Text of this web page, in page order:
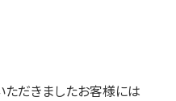
だきましたお客様には